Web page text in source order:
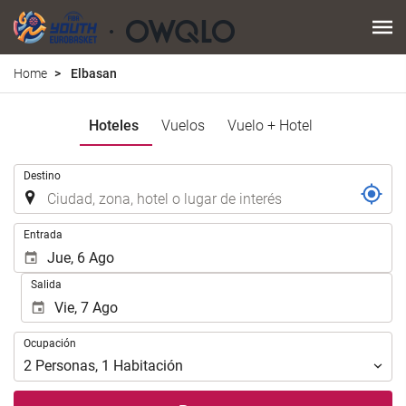
Home Elbasan
Hoteles Vuelos Vuelo + Hotel
Introduzca
lugar
de
destino
en
que
realizar
búsqueda
de
Destino
Introduzca
las
fechas
inicio
fin
para
realizar
Entrada
Salida
Ocupación
Ocupación
2 Personas, 1 Habitación